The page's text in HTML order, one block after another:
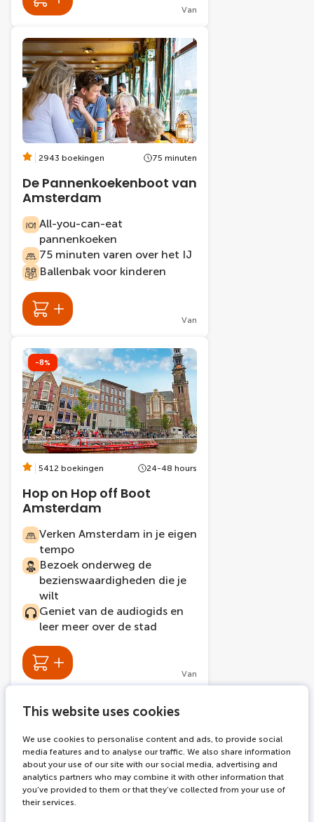
This website uses cookies
We use cookies to personalise content and ads, to provide social
media features and to analyse our traffic. We also share information
about your use of our site with our social media, advertising and
analytics partners who may combine it with other information that
you’ve provided to them or that they’ve collected from your use of
their services.
Van
2943 boekingen 75 minuten
De Pannenkoekenboot van
Amsterdam
All-you-can-eat
pannenkoeken
75 minuten varen over het IJ
Ballenbak voor kinderen
Van
-8%
5412 boekingen 24-48 hours
Hop on Hop off Boot
Amsterdam
Verken Amsterdam in je eigen
tempo
Bezoek onderweg de
bezienswaardigheden die je
wilt
Geniet van de audiogids en
leer meer over de stad
Van
2 tickets combi -42%